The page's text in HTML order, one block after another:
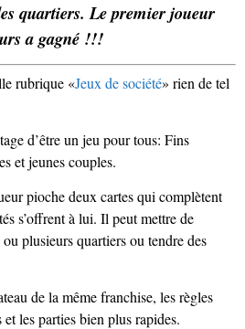
« Le Vent dand les Saules » - Une Belle Histoire !
Yoshi and the mysterious book
quartiers. Le premier joueur
a gagné !!!
rubrique «Jeux de société» rien de tel
d’être un jeu pour tous: Fins
et jeunes couples.
pioche deux cartes qui complètent
s’offrent à lui. Il peut mettre de
plusieurs quartiers ou tendre des
de la même franchise, les règles
les parties bien plus rapides.